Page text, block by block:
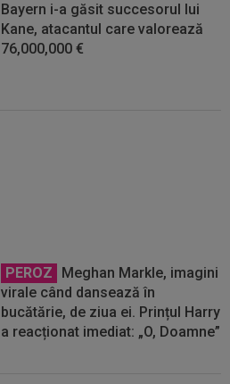
Bayern i-a găsit succesorul lui
Kane, atacantul care valorează
76,000,000 €
PEROZ
Meghan Markle, imagini
virale când dansează în
bucătărie, de ziua ei. Prințul Harry
a reacționat imediat: „O, Doamne”